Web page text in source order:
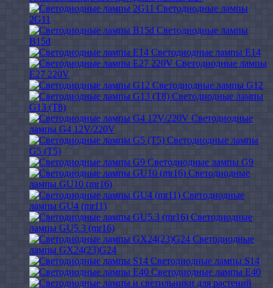
Светодиодные лампы
2G11
Светодиодные лампы
B15d
Светодиодные лампы E14
Светодиодные лампы
E27 220V
Светодиодные лампы G12
Светодиодные лампы
G13 (T8)
Светодиодные
лампы G4 12V/220V
Светодиодные лампы
G5 (T5)
Светодиодные лампы G9
Светодиодные
лампы GU10 (mr16)
Светодиодные
лампы GU4 (mr11)
Светодиодные
лампы GU5.3 (mr16)
Светодиодные
лампы GX24(23)G24
Светодиодные лампы S14
Светодиодные лампы Е40